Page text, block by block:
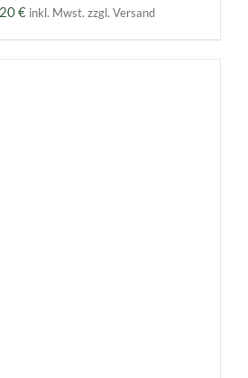
€Preisspanne:
inkl. Mwst. zzgl. Versand